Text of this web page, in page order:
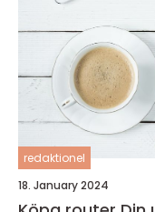
redaktionel
18. January 2024